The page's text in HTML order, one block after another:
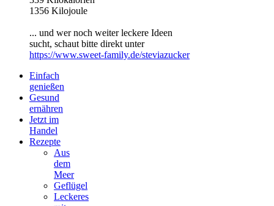
1356 Kilojoule
... und wer noch weiter leckere Ideen
sucht, schaut bitte direkt unter
https://www.sweet-family.de/steviazucker
Einfach
genießen
Gesund
ernähren
Jetzt im
Handel
Rezepte
Aus
dem
Meer
Geflügel
Leckeres